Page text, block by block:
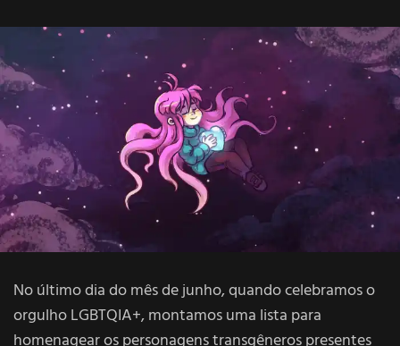
No último dia do mês de junho, quando celebramos o
orgulho LGBTQIA+, montamos uma lista para
homenagear os personagens transgêneros presentes